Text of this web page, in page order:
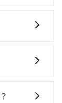
有60班次高
的時間約
分鐘、車
要的是你
，從高雄
里程跳錶計